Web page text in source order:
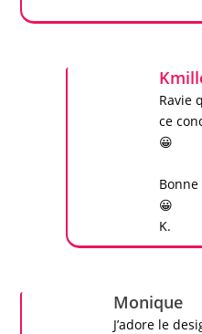
Ravie
ce
😀
😀
K.
Monique
J’adore le